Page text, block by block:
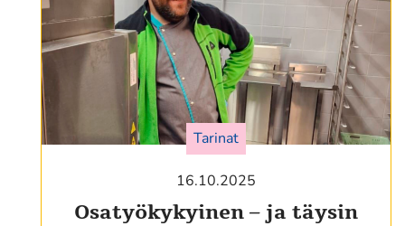
Tarinat
16.10.2025
Osatyökykyinen – ja täysin